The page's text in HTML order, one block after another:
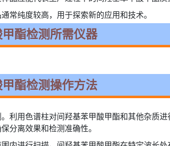
常纯度较高，用于探索新的应用和技术。
酯检测所需仪器
酯检测操作方法
利用色谱柱对间羟基苯甲酸甲酯和其他杂质
分离效果和检测准确性。